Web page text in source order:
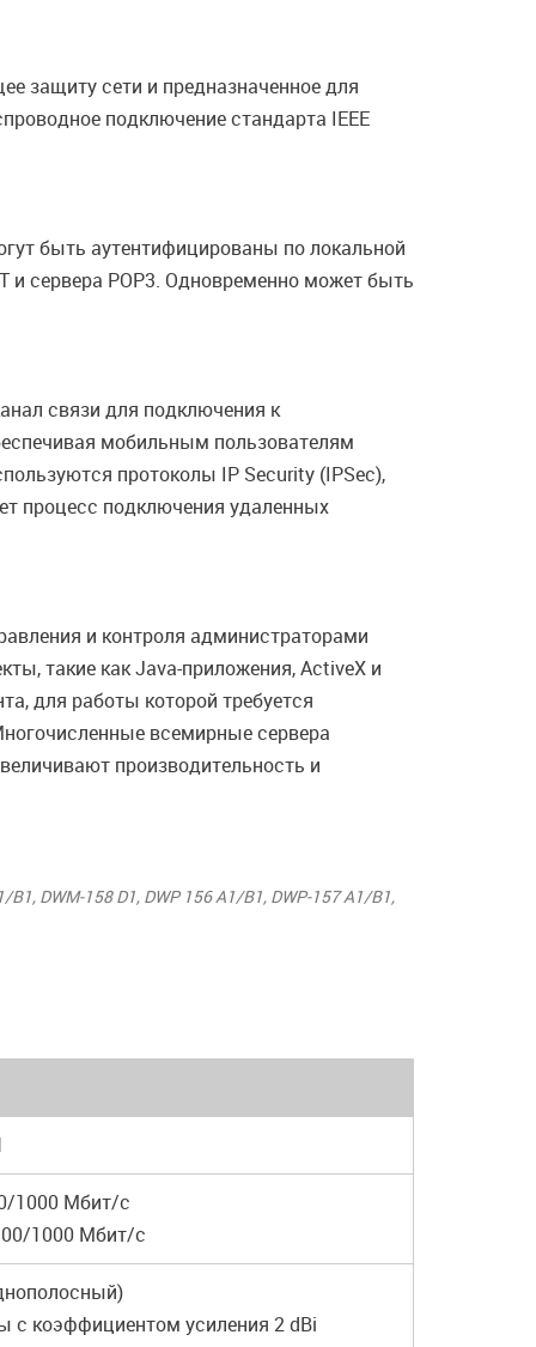
защиту сети и предназначенное для
подключение стандарта IEEE
быть аутентифицированы по локальной
и сервера POP3. Одновременно может быть
связи для подключения к
мобильным пользователям
протоколы IP Security (IPSec),
процесс подключения удаленных
и контроля администраторами
такие как Java-приложения, ActiveX и
для работы которой требуется
всемирные сервера
производительность и
DWM-158 D1, DWP 156 A1/B1, DWP-157 A1/B1,
1000 Мбит/с
1000 Мбит/с
с коэффициентом усиления 2 dBi